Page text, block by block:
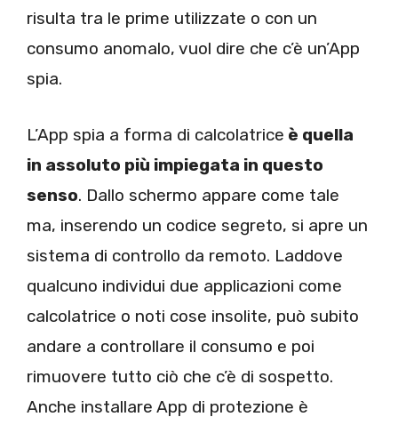
risulta tra le prime utilizzate o con un
consumo anomalo, vuol dire che c’è un’App
spia.
L’App spia a forma di calcolatrice è quella
in assoluto più impiegata in questo
senso. Dallo schermo appare come tale
ma, inserendo un codice segreto, si apre un
sistema di controllo da remoto. Laddove
qualcuno individui due applicazioni come
calcolatrice o noti cose insolite, può subito
andare a controllare il consumo e poi
rimuovere tutto ciò che c’è di sospetto.
Anche installare App di protezione è